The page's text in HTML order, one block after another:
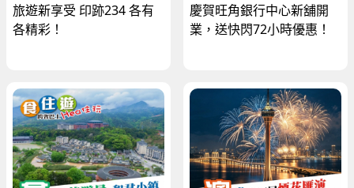
旅遊新享受 印跡234 各有
各精彩！
慶賀旺角銀行中心新舖開
業，送快閃72小時優惠！